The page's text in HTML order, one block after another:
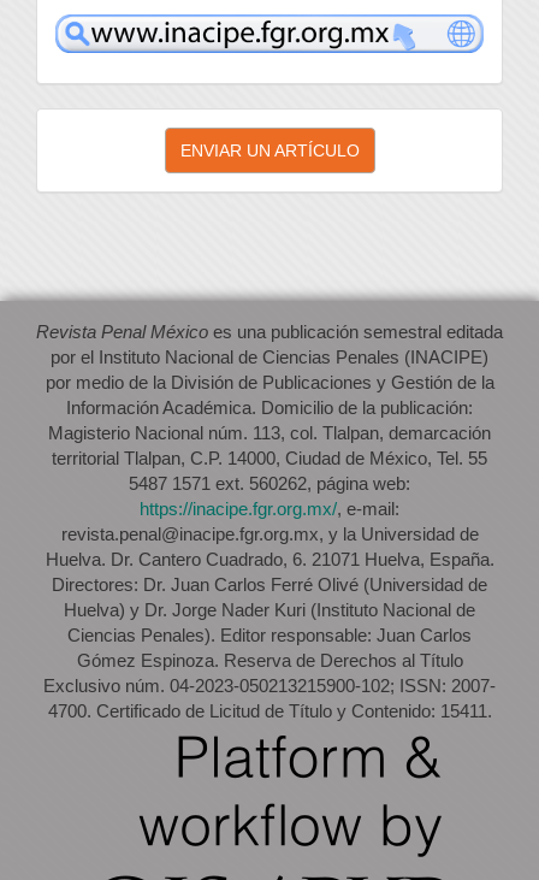
inacipe
Enviar
artículo
ENVIAR UN ARTÍCULO
Revista Penal México es una publicación semestral editada
por el Instituto Nacional de Ciencias Penales (INACIPE)
por medio de la División de Publicaciones y Gestión de la
Información Académica. Domicilio de la publicación:
Magisterio Nacional núm. 113, col. Tlalpan, demarcación
territorial Tlalpan, C.P. 14000, Ciudad de México, Tel. 55
5487 1571 ext. 560262, página web:
https://inacipe.fgr.org.mx/, e-mail:
revista.penal@inacipe.fgr.org.mx, y la Universidad de
Huelva. Dr. Cantero Cuadrado, 6. 21071 Huelva, España.
Directores: Dr. Juan Carlos Ferré Olivé (Universidad de
Huelva) y Dr. Jorge Nader Kuri (Instituto Nacional de
Ciencias Penales). Editor responsable: Juan Carlos
Gómez Espinoza. Reserva de Derechos al Título
Exclusivo núm. 04-2023-050213215900-102; ISSN: 2007-
4700. Certificado de Licitud de Título y Contenido: 15411.